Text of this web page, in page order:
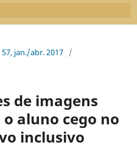
57, jan./abr. 2017 /
de imagens
aluno cego no
inclusivo